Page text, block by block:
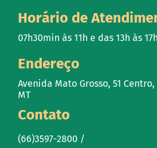
Horário de
07h30min às 11h e das 13h às 17h
Endereço
Avenida Mato Grosso, 51
MT
Contato
(66)3597-2800 /